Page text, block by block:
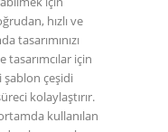
hızlı ve
tasarımınızı
tasarımcılar için
çeşidi
kolaylaştırır.
kullanılan